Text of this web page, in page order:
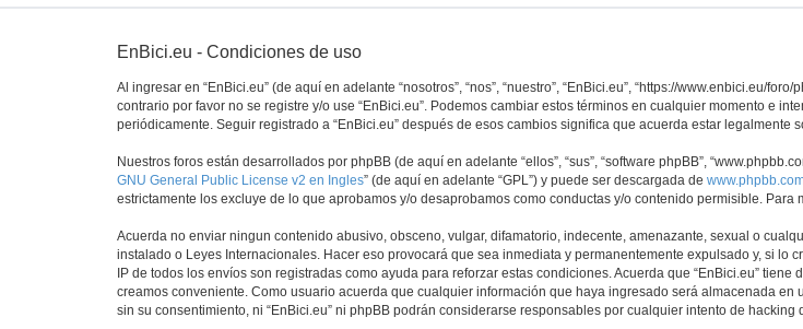
EnBici.eu - Condiciones de uso
Al ingresar en “EnBici.eu” (de aquí en adelante “nosotros”, “nos”, “nuestro”, “EnBici.eu”, “https://www.enbici.eu/
contrario por favor no se registre y/o use “EnBici.eu”. Podemos cambiar estos términos en cualquier momento e
periódicamente. Seguir registrado a “EnBici.eu” después de esos cambios significa que acuerda estar
Nuestros foros están desarrollados por phpBB (de aquí en adelante “ellos”, “sus”, “software phpBB”,
GNU General Public License v2 en Ingles” (de aquí en adelante “GPL”) y puede ser descargada de
estrictamente los excluye de lo que aprobamos y/o desaprobamos como conductas y/o contenido permisible. Para
Acuerda no enviar ningun contenido abusivo, obsceno, vulgar, difamatorio, indecente, amenazante, sexual o
instalado o Leyes Internacionales. Hacer eso provocará que sea inmediata y permanentemente expulsado y, si
IP de todos los envíos son registradas como ayuda para reforzar estas condiciones. Acuerda que “EnBici.eu”
creamos conveniente. Como usuario acuerda que cualquier información que haya ingresado será almacenada
sin su consentimiento, ni “EnBici.eu” ni phpBB podrán considerarse responsables por cualquier intento de